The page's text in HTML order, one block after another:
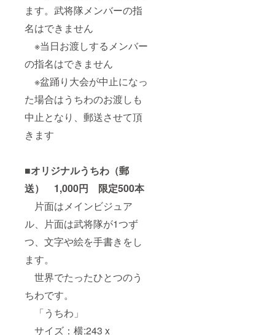
ます。武将隊メンバーの指
名はできません
※当日お渡しするメンバー
の指名はできません
※盆踊り大会が中止になっ
た場合はうちわのお渡しも
中止となり、郵送させて頂
きます
■オリジナルうちわ（郵
送） 1,000円 限定500本
片面はメインビジュア
ル、片面は武将隊が1つず
つ、文字や絵を手書きをし
ます。
世界でたったひとつのう
ちわです。
「うちわ」
サイズ：横:243 x